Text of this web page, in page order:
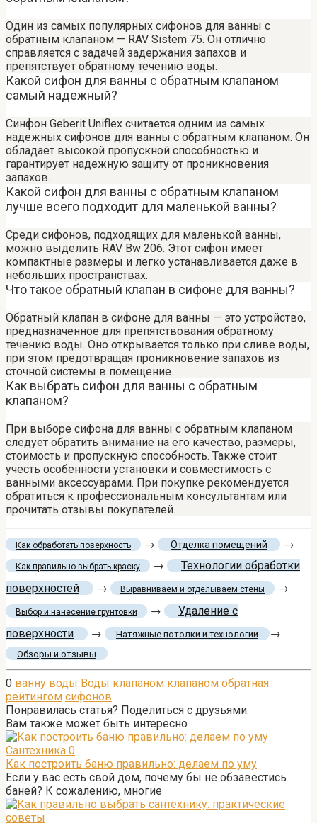
Один из самых популярных сифонов для ванны с
обратным клапаном — RAV Sistem 75. Он отлично
справляется с задачей задержания запахов и
препятствует обратному течению воды.
Какой сифон для ванны с обратным клапаном
самый надежный?
Синфон Geberit Uniflex считается одним из самых
надежных сифонов для ванны с обратным клапаном. Он
обладает высокой пропускной способностью и
гарантирует надежную защиту от проникновения
запахов.
Какой сифон для ванны с обратным клапаном
лучше всего подходит для маленькой ванны?
Среди сифонов, подходящих для маленькой ванны,
можно выделить RAV Bw 206. Этот сифон имеет
компактные размеры и легко устанавливается даже в
небольших пространствах.
Что такое обратный клапан в сифоне для ванны?
Обратный клапан в сифоне для ванны — это устройство,
предназначенное для препятствования обратному
течению воды. Оно открывается только при сливе воды,
при этом предотвращая проникновение запахов из
сточной системы в помещение.
Как выбрать сифон для ванны с обратным
клапаном?
При выборе сифона для ванны с обратным клапаном
следует обратить внимание на его качество, размеры,
стоимость и пропускную способность. Также стоит
учесть особенности установки и совместимость с
ванными аксессуарами. При покупке рекомендуется
обратиться к профессиональным консультантам или
прочитать отзывы покупателей.
Как обработать поверхность → Отделка помещений →
Как правильно выбрать краску →
Технологии обработки
поверхностей
→ Выравниваем и отделываем стены →
Выбор и нанесение грунтовки →
Удаление с
поверхности
→ Натяжные потолки и технологии →
Обзоры и отзывы
0 ванну воды Воды клапаном клапаном обратная
рейтингом сифонов
Понравилась статья? Поделиться с друзьями:
Вам также может быть интересно
Сантехника 0
Как построить баню правильно: делаем по уму
Если у вас есть свой дом, почему бы не обзавестись
баней? К сожалению, многие